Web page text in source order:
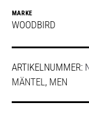
MARKE
WOODBIRD
ARTIKELNUMMER:
MÄNTEL, MEN